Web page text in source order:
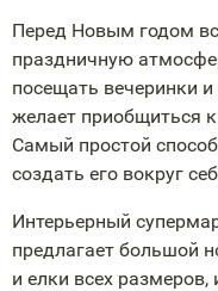
Перед Новым годом
праздничную
посещать вечеринки
желает приобщиться
Самый простой
создать его вокруг
Интерьерный
предлагает большой
и елки всех размеров,